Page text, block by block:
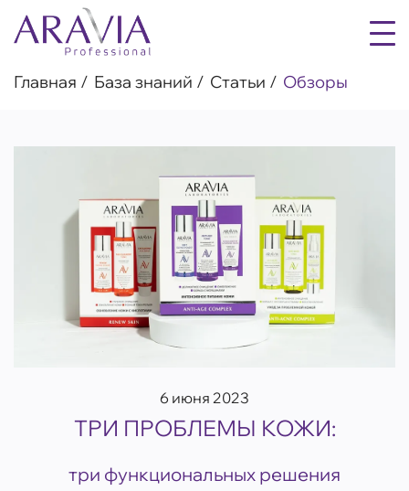
Главная База знаний Статьи Обзоры
6 июня 2023
ТРИ ПРОБЛЕМЫ КОЖИ:
три функциональных решения